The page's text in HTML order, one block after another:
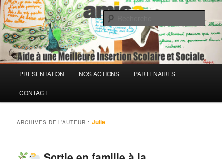
Aller
au
contenu
principal
Aller
au
contenu
secondaireAMISS – Aide à une Meilleure
Insertion Scolaire et Sociale
Association loi 1901
principal
PRESENTATION NOS ACTIONS PARTENAIRES
CONTACT
ARCHIVES DE L’AUTEUR :Julie